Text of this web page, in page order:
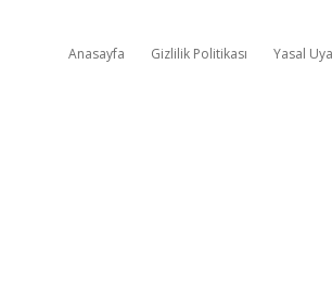
Anasayfa Gizlilik Politikası Yasal